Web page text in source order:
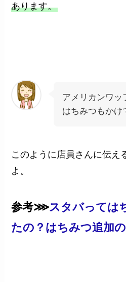
あります。
アメリカンワッ
はちみつもかけ
このように店員さんに伝え
よ。
参考⋙スタバっては
たの？はちみつ追加